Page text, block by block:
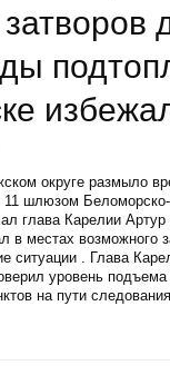
округе размыло
шлюзом Беломорско-
глава Карелии
в местах возможного
ситуации . Глава
уровень
на пути